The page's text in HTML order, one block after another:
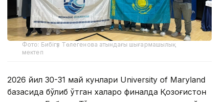
Фото: Бибігүл Төлегенова атындағы шығармашылық
мектеп
2026 йил 30-31 май кунлари University of Maryland
базасида бўлиб ўтган халқаро финалда Қозоғистон